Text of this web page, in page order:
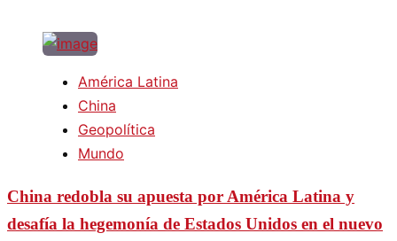
América Latina
China
Geopolítica
Mundo
China redobla su apuesta por América Latina y
desafía la hegemonía de Estados Unidos en el nuevo